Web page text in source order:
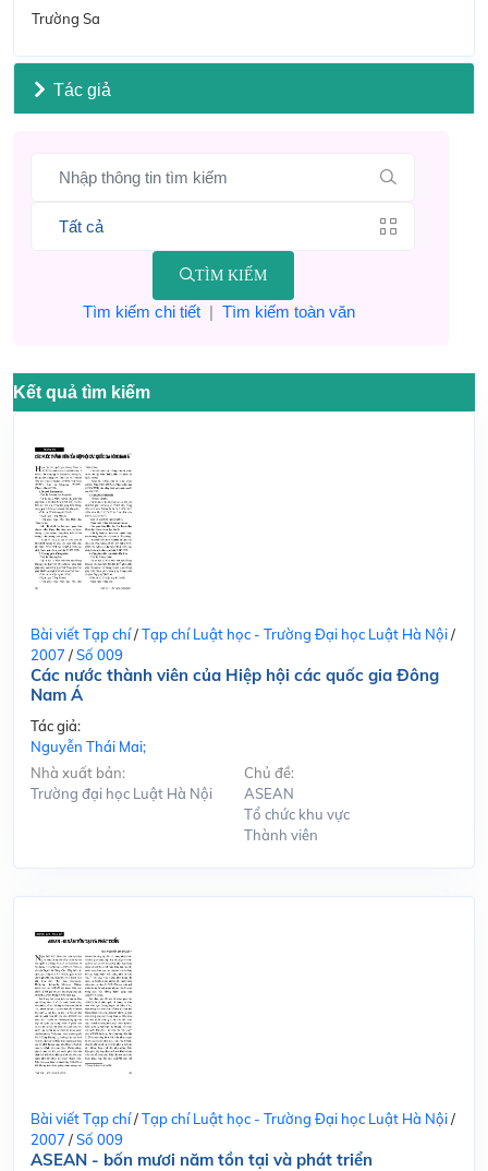
Trường Sa
Tác giả
TÌM KIẾM
Tìm kiếm chi tiết| Tìm kiếm toàn văn
Kết quả tìm kiếm
Bài viết Tạp chí/Tạp chí Luật học - Trường Đại học Luật Hà Nội/
2007 /Số 009
Các nước thành viên của Hiệp hội các quốc gia Đông
Nam Á
Tác giả:
Nguyễn Thái Mai;
Nhà xuất bản:
Trường đại học Luật Hà Nội
Chủ đề:
ASEAN
Tổ chức khu vực
Thành viên
Bài viết Tạp chí/Tạp chí Luật học - Trường Đại học Luật Hà Nội/
2007 /Số 009
ASEAN - bốn mươi năm tồn tại và phát triển